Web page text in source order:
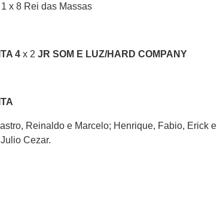
x 8 Rei das Massas
4 x 2 JR SOM E LUZ/HARD COMPANY
Reinaldo e Marcelo; Henrique, Fabio, Erick e
Cezar.